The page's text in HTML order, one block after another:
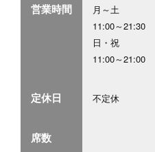
営業時間
月～土
11:00～21:30
日・祝
11:00～21:00
定休日 不定休
席数